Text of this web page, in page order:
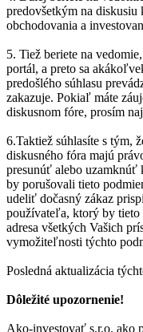
predovšetkým na
obchodovania a
5. Tiež beriete na
portál, a preto sa
predošlého súhlasu
zakazuje. Pokiaľ máte
diskusnom fóre, prosím
6.Taktiež súhlasíte s tým,
diskusného fóra majú
presunúť alebo
by porušovali tieto
udeliť dočasný zákaz
používateľa, ktorý by
adresa všetkých Vašich
vymožiteľnosti týchto
Posledná aktualizácia
Dôležité upozornenie!
Ako-investovať s.r.o. ako